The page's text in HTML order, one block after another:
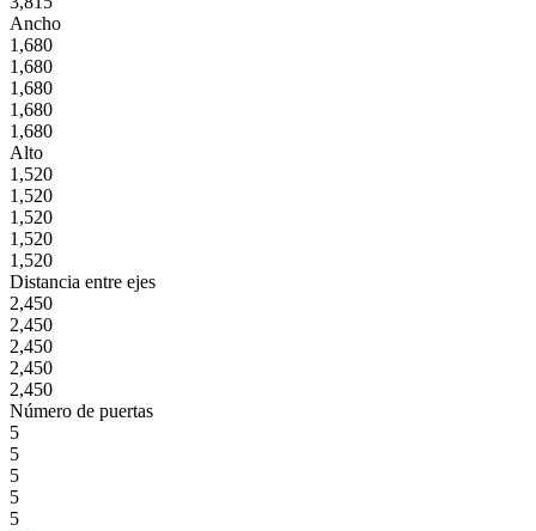
Ancho
1,680
1,680
1,680
1,680
1,680
Alto
1,520
1,520
1,520
1,520
1,520
Distancia entre ejes
2,450
2,450
2,450
2,450
2,450
Número de puertas
5
5
5
5
5